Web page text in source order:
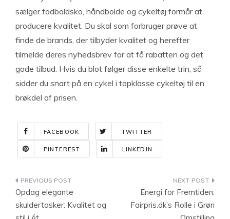
sælger fodboldsko, håndbolde og cykeltøj formår at
producere kvalitet. Du skal som forbruger prøve at
finde de brands, der tilbyder kvalitet og herefter
tilmelde deres nyhedsbrev for at få rabatten og det
gode tilbud. Hvis du blot følger disse enkelte trin, så
sidder du snart på en cykel i topklasse cykeltøj til en
brøkdel af prisen.
FACEBOOK TWITTER
PINTEREST LINKEDIN
Indlægsnavigation
Opdag elegante
skuldertasker: Kvalitet og
Energi for Fremtiden:
Fairpris.dk’s Rolle i Grøn